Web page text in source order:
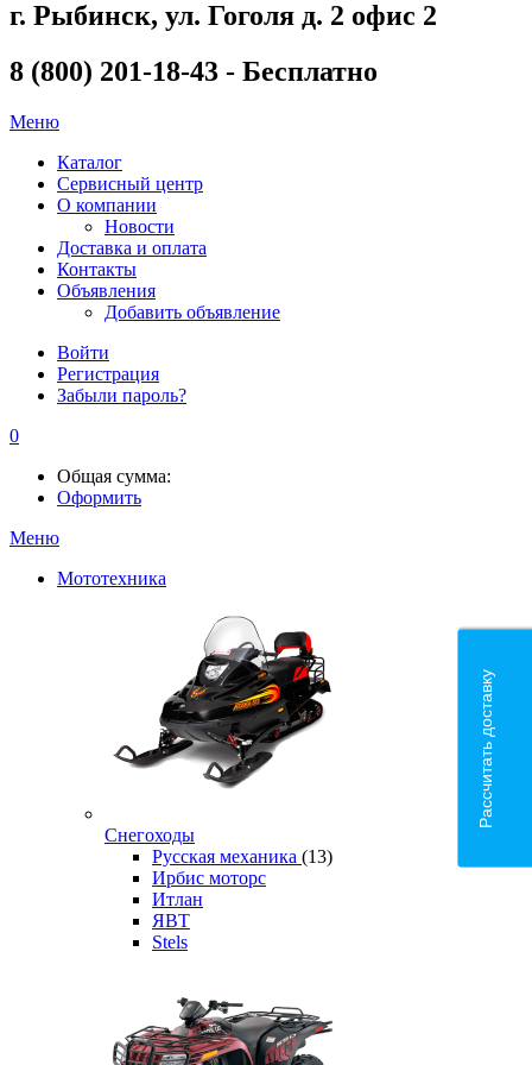
г. Рыбинск, ул. Гоголя д. 2 офис 2
8 (800) 201-18-43 - Бесплатно
Меню
Каталог
Сервисный центр
О компании
Новости
Доставка и оплата
Контакты
Объявления
Добавить объявление
Войти
Регистрация
Забыли пароль?
0
Общая сумма:
Оформить
Меню
Мототехника
Снегоходы
Русская механика (13)
Ирбис моторс
Итлан
ЯВТ
Stels
Рассчитать доставку